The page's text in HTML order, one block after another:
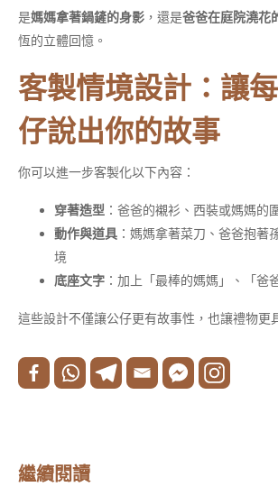
是媽媽拿著鍋鏟的身影 ，還是爸爸在庭院澆花
恆的立體回憶。
客製情境設計：讓
仔說出你的故事
你可以進一步客製化以下內容：
穿著造型 ：爸爸的襯衫、西裝或媽媽的
動作與道具 ：媽媽拿著菜刀、爸爸抱著
境
底座文字 ：加上「最棒的媽媽」、「爸
這些設計不僅讓公仔更有故事性，也讓禮物更
繼續閱讀